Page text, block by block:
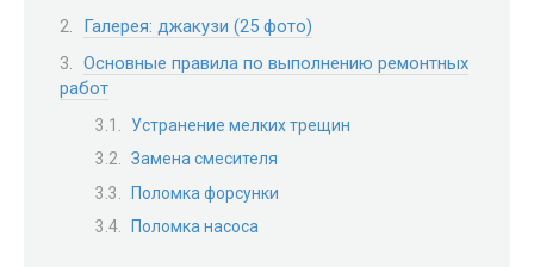
Галерея: джакузи (25 фото)
Основные правила по выполнению ремонтных
работ
Устранение мелких трещин
Замена смесителя
Поломка форсунки
Поломка насоса